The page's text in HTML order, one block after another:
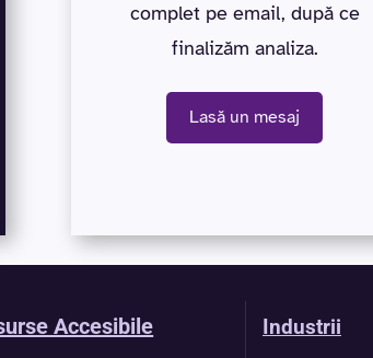
complet pe email, după ce
finalizăm analiza.
Lasă un mesaj
Accesibile Industrii